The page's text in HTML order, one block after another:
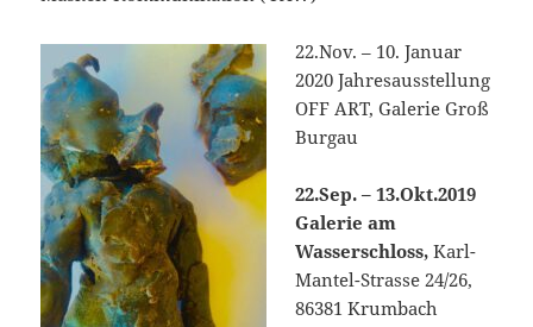
22.Nov. – 10. Januar
2020 Jahresausstellung
OFF ART, Galerie Groß
Burgau
22.Sep. – 13.Okt.2019
Galerie am
Wasserschloss, Karl-
Mantel-Strasse 24/26,
86381 Krumbach